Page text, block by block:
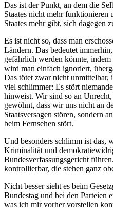
Das ist der Punkt, an dem die
Staates nicht mehr funktionieren
Staates mehr gibt, sich dagegen
Es ist nicht so, dass man
Ländern. Das bedeutet
gefährlich werden könnte,
wird man einfach ignoriert,
Das tötet zwar nicht unmittelbar,
viel schlimmer: Es stört
hinweist. Wir sind so an
gewöhnt, dass wir uns nicht an
Staatsversagen stören, sondern
beim Fernsehen stört.
Und besonders schlimm ist das,
Kriminalität und
Bundesverfassungsgericht
kontrollierbar, die stehen ganz
Nicht besser sieht es beim
Bundestag und bei den Parteien
was ich mir vorher vorstellen